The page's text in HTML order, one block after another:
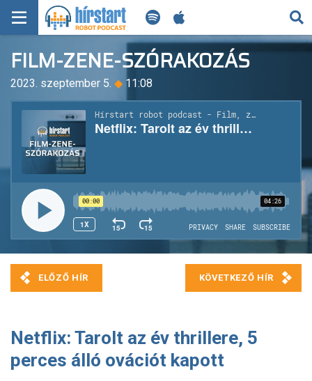
KERESÉS
KEZDŐLAP
FRISS HÍREK
TECH HÍREK
FILM-ZENE-SZÓRAKOZÁS
PLAYLIST
MI AZ A ROBOT PODCAST?
FILM-ZENE-SZÓRAKOZÁS
2023. szeptember 5. ◆ 11:08
Netflix: Tarolt az év thrillere, 5
perces álló ovációt kapott